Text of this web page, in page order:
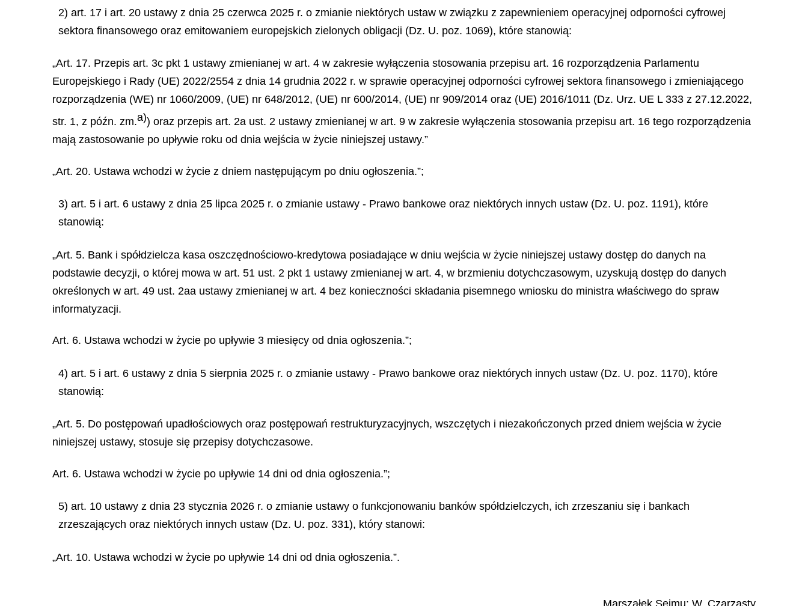
2) art. 17 i art. 20 ustawy z dnia 25 czerwca 2025 r. o zmianie niektórych ustaw w związku z zapewnieniem operacyjnej odporności cyfrowej
sektora finansowego oraz emitowaniem europejskich zielonych obligacji (Dz. U. poz. 1069), które stanowią:
„Art. 17. Przepis art. 3c pkt 1 ustawy zmienianej w art. 4 w zakresie wyłączenia stosowania przepisu art. 16 rozporządzenia Parlamentu
Europejskiego i Rady (UE) 2022/2554 z dnia 14 grudnia 2022 r. w sprawie operacyjnej odporności cyfrowej sektora finansowego i zmieniającego
rozporządzenia (WE) nr 1060/2009, (UE) nr 648/2012, (UE) nr 600/2014, (UE) nr 909/2014 oraz (UE) 2016/1011 (Dz. Urz. UE L 333 z 27.12.2022,
str. 1, z późn. zm.a)) oraz przepis art. 2a ust. 2 ustawy zmienianej w art. 9 w zakresie wyłączenia stosowania przepisu art. 16 tego rozporządzenia
mają zastosowanie po upływie roku od dnia wejścia w życie niniejszej ustawy.”
„Art. 20. Ustawa wchodzi w życie z dniem następującym po dniu ogłoszenia.”;
3) art. 5 i art. 6 ustawy z dnia 25 lipca 2025 r. o zmianie ustawy - Prawo bankowe oraz niektórych innych ustaw (Dz. U. poz. 1191), które
stanowią:
„Art. 5. Bank i spółdzielcza kasa oszczędnościowo-kredytowa posiadające w dniu wejścia w życie niniejszej ustawy dostęp do danych na
podstawie decyzji, o której mowa w art. 51 ust. 2 pkt 1 ustawy zmienianej w art. 4, w brzmieniu dotychczasowym, uzyskują dostęp do danych
określonych w art. 49 ust. 2aa ustawy zmienianej w art. 4 bez konieczności składania pisemnego wniosku do ministra właściwego do spraw
informatyzacji.
Art. 6. Ustawa wchodzi w życie po upływie 3 miesięcy od dnia ogłoszenia.”;
4) art. 5 i art. 6 ustawy z dnia 5 sierpnia 2025 r. o zmianie ustawy - Prawo bankowe oraz niektórych innych ustaw (Dz. U. poz. 1170), które
stanowią:
„Art. 5. Do postępowań upadłościowych oraz postępowań restrukturyzacyjnych, wszczętych i niezakończonych przed dniem wejścia w życie
niniejszej ustawy, stosuje się przepisy dotychczasowe.
Art. 6. Ustawa wchodzi w życie po upływie 14 dni od dnia ogłoszenia.”;
5) art. 10 ustawy z dnia 23 stycznia 2026 r. o zmianie ustawy o funkcjonowaniu banków spółdzielczych, ich zrzeszaniu się i bankach
zrzeszających oraz niektórych innych ustaw (Dz. U. poz. 331), który stanowi:
„Art. 10. Ustawa wchodzi w życie po upływie 14 dni od dnia ogłoszenia.”.
Marszałek Sejmu: W. Czarzasty